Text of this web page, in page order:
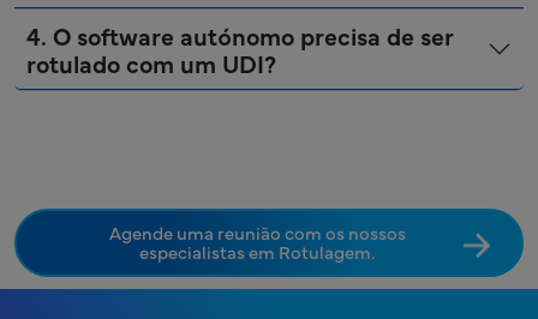
4. O software autónomo precisa de ser
rotulado com um UDI?
Agende uma reunião com os nossos
especialistas em Rotulagem.